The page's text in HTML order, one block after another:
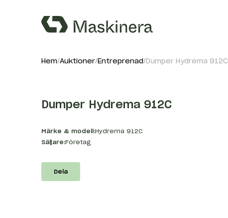
Hem Auktioner Entreprenad Dumper Hydrema 912C
Dumper Hydrema 912C
Märke & modell:Hydrema 912C
Säljare:Företag
Dela